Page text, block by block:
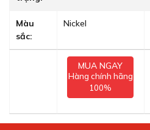
Màu
sắc:
Nickel
MUA NGAY
Hàng chính hãng
100%